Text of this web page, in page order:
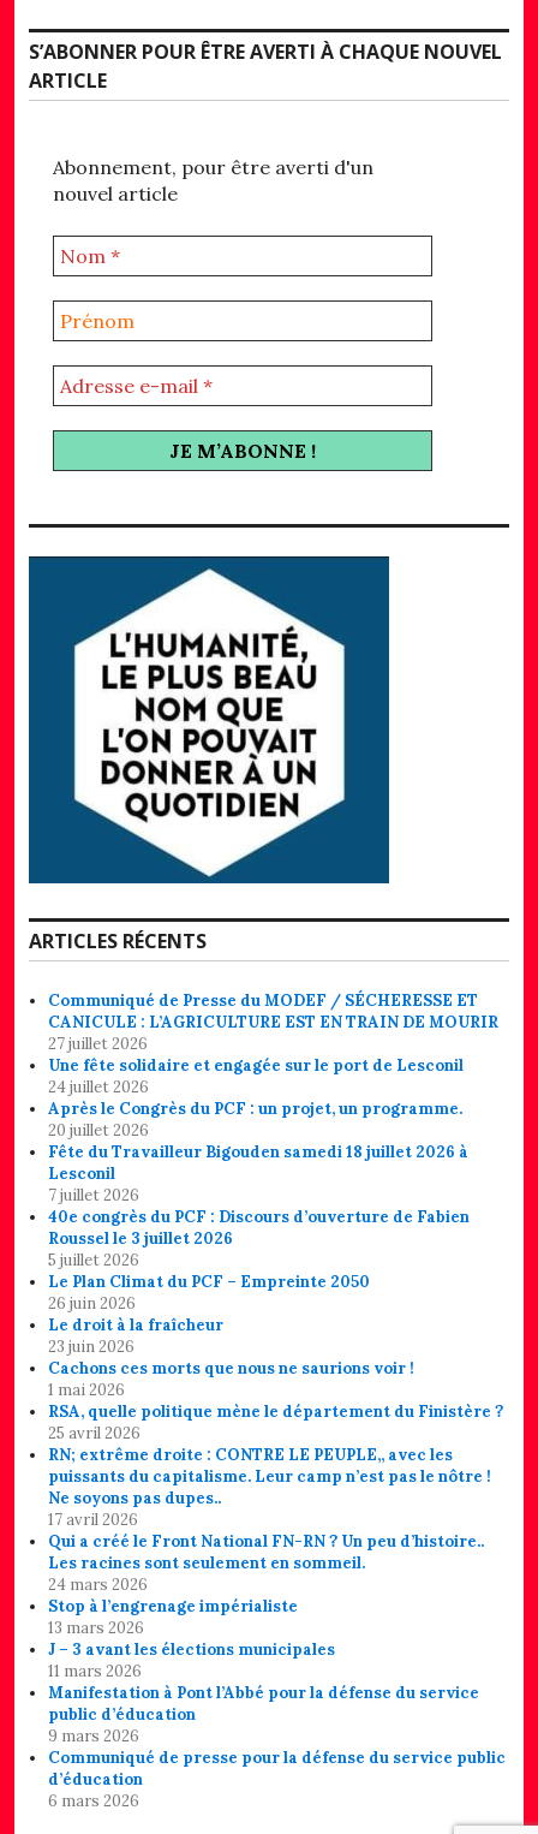
S’ABONNER POUR ÊTRE AVERTI À CHAQUE NOUVEL
ARTICLE
Abonnement, pour être averti d'un
nouvel article
ARTICLES RÉCENTS
Communiqué de Presse du MODEF / SÉCHERESSE ET
CANICULE : L’AGRICULTURE EST EN TRAIN DE MOURIR
27 juillet 2026
Une fête solidaire et engagée sur le port de Lesconil
24 juillet 2026
Après le Congrès du PCF : un projet, un programme.
20 juillet 2026
Fête du Travailleur Bigouden samedi 18 juillet 2026 à
Lesconil
7 juillet 2026
40e congrès du PCF : Discours d’ouverture de Fabien
Roussel le 3 juillet 2026
5 juillet 2026
Le Plan Climat du PCF – Empreinte 2050
26 juin 2026
Le droit à la fraîcheur
23 juin 2026
Cachons ces morts que nous ne saurions voir !
1 mai 2026
RSA, quelle politique mène le département du Finistère ?
25 avril 2026
RN; extrême droite : CONTRE LE PEUPLE,, avec les
puissants du capitalisme. Leur camp n’est pas le nôtre !
Ne soyons pas dupes..
17 avril 2026
Qui a créé le Front National FN-RN ? Un peu d’histoire..
Les racines sont seulement en sommeil.
24 mars 2026
Stop à l’engrenage impérialiste
13 mars 2026
J – 3 avant les élections municipales
11 mars 2026
Manifestation à Pont l’Abbé pour la défense du service
public d’éducation
9 mars 2026
Communiqué de presse pour la défense du service public
d’éducation
6 mars 2026